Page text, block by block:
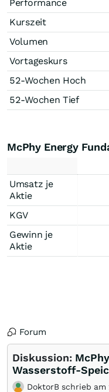
Performance
Kurszeit
Volumen
Vortageskurs
52-Wochen Hoch
52-Wochen Tief
McPhy Energy
Umsatz je
Aktie
KGV
Gewinn je
Aktie
Forum
Diskussion:
Wasserstoff-
DoktorB schrieb am